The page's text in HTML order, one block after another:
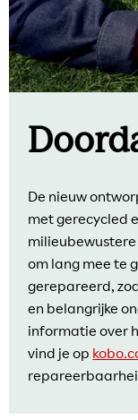
De nieuw
met gerecycled
om lang mee te
gerepareerd,
en belangrijke
informatie over
vind je op